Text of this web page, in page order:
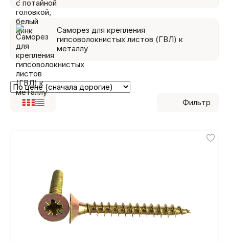
Саморез для крепления
гипсоволокнистых листов (ГВЛ) к
металлу
Фильтр